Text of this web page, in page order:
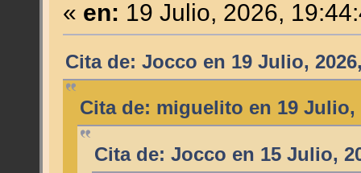
« en: 19 Julio, 2026,
Cita de: Jocco en 19 Julio,
Cita de: miguelito en 19 Julio,
Cita de: Jocco en 15 Julio,